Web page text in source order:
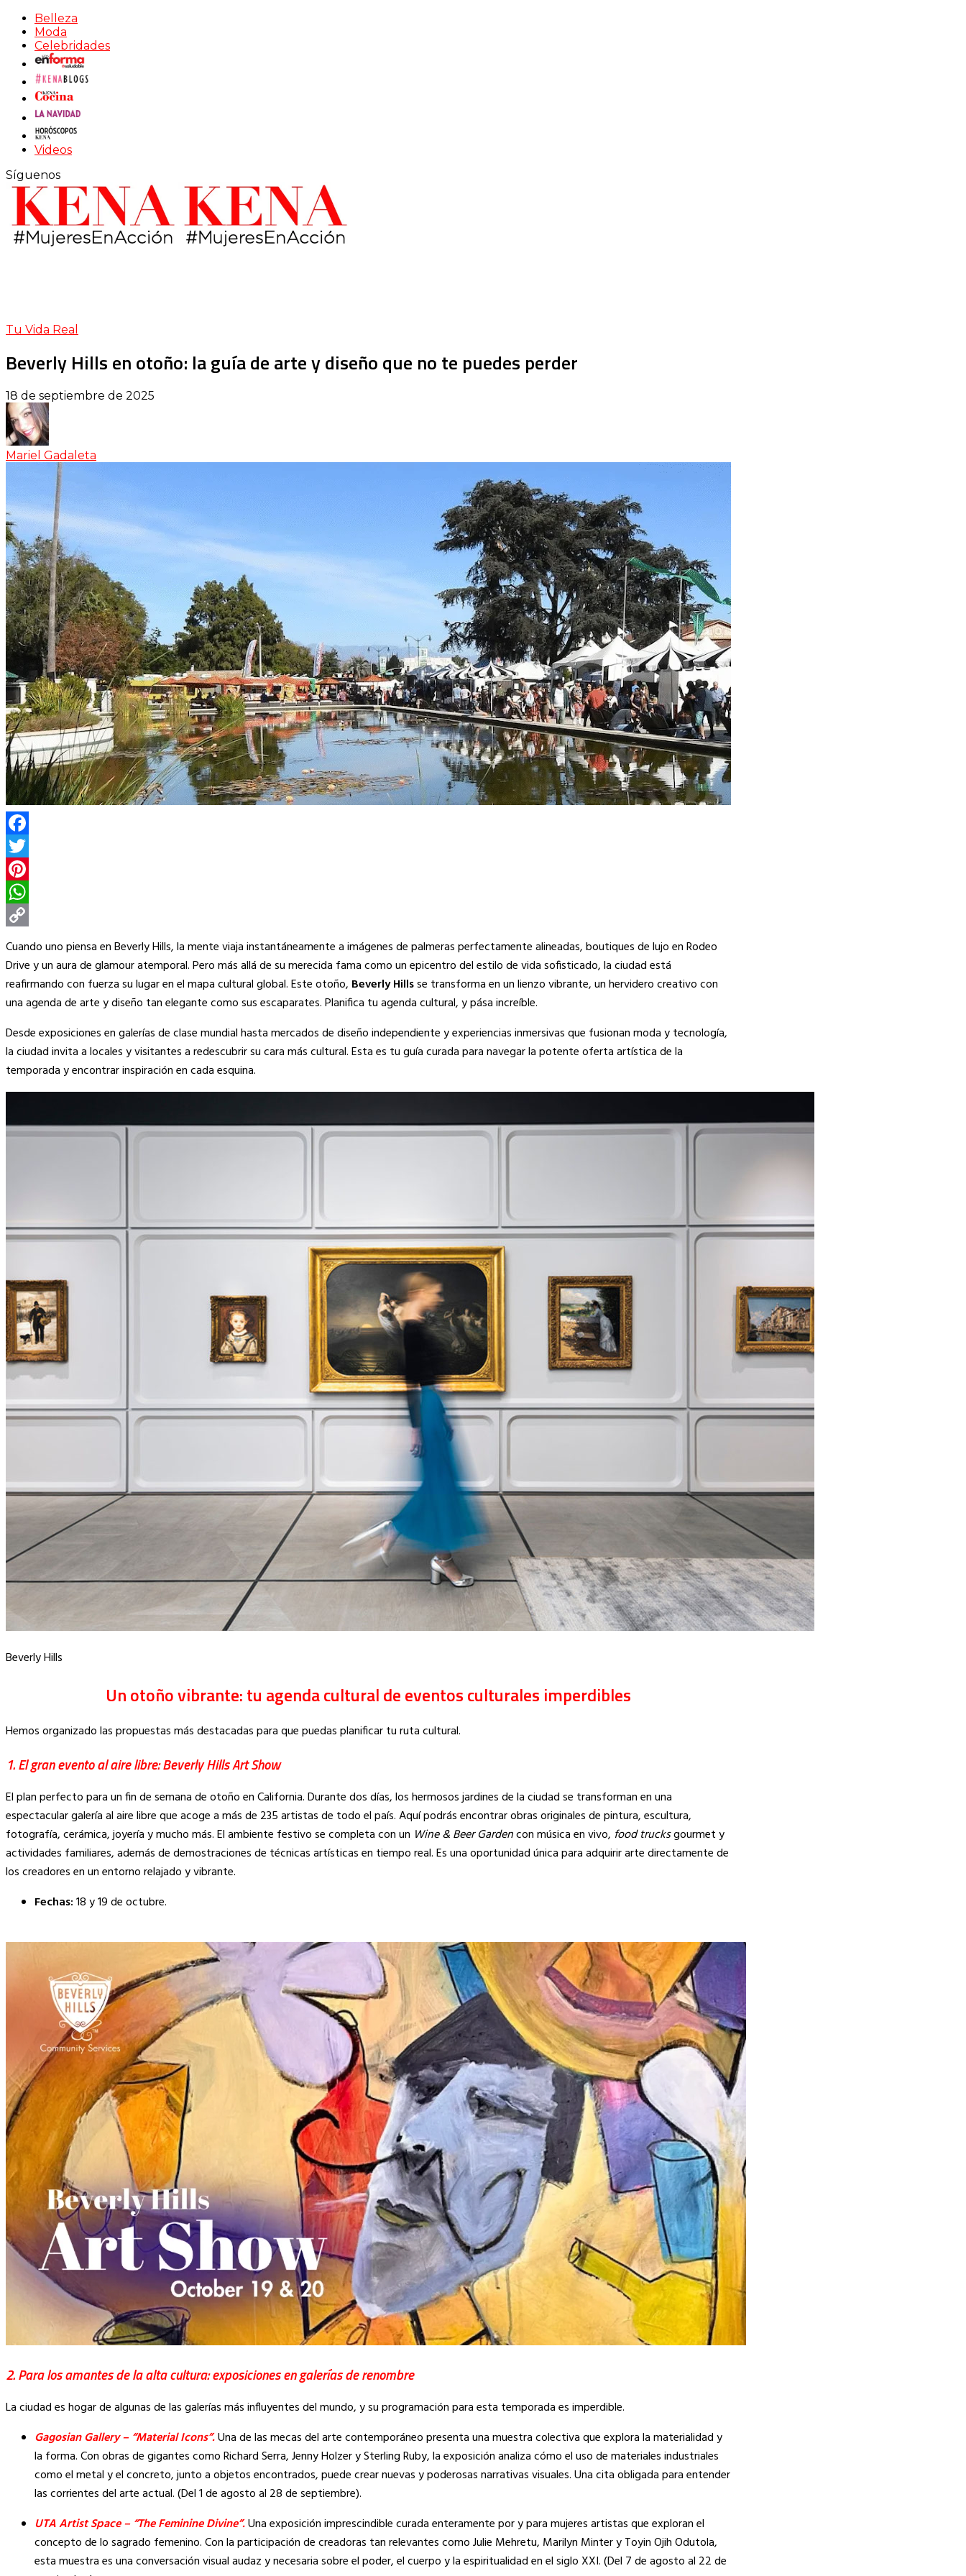
Belleza
Moda
Celebridades
Videos
Síguenos
Tu Vida Real
Beverly Hills en otoño: la guía de arte y diseño que no te puedes perder
18 de septiembre de 2025
Mariel Gadaleta
Facebook
Twitter
Pinterest
WhatsApp
Copy
Link
Cuando uno piensa en Beverly Hills, la mente viaja instantáneamente a imágenes de palmeras perfectamente alineadas, boutiques de lujo en Rodeo
Drive y un aura de glamour atemporal. Pero más allá de su merecida fama como un epicentro del estilo de vida sofisticado, la ciudad está
reafirmando con fuerza su lugar en el mapa cultural global. Este otoño, Beverly Hillsse transforma en un lienzo vibrante, un hervidero creativo con
una agenda de arte y diseño tan elegante como sus escaparates. Planifica tu agenda cultural, y pása increíble.
Desde exposiciones en galerías de clase mundial hasta mercados de diseño independiente y experiencias inmersivas que fusionan moda y tecnología,
la ciudad invita a locales y visitantes a redescubrir su cara más cultural. Esta es tu guía curada para navegar la potente oferta artística de la
temporada y encontrar inspiración en cada esquina.
Beverly Hills
Un otoño vibrante: tu agenda cultural de eventos culturales imperdibles
Hemos organizado las propuestas más destacadas para que puedas planificar tu ruta cultural.
1. El gran evento al aire libre: Beverly Hills Art Show
El plan perfecto para un fin de semana de otoño en California. Durante dos días, los hermosos jardines de la ciudad se transforman en una
espectacular galería al aire libre que acoge a más de 235 artistas de todo el país. Aquí podrás encontrar obras originales de pintura, escultura,
fotografía, cerámica, joyería y mucho más. El ambiente festivo se completa con un Wine & Beer Gardencon música en vivo, food trucksgourmet y
actividades familiares, además de demostraciones de técnicas artísticas en tiempo real. Es una oportunidad única para adquirir arte directamente de
los creadores en un entorno relajado y vibrante.
Fechas:18 y 19 de octubre.
2. Para los amantes de la alta cultura: exposiciones en galerías de renombre
La ciudad es hogar de algunas de las galerías más influyentes del mundo, y su programación para esta temporada es imperdible.
Gagosian Gallery – “Material Icons”.Una de las mecas del arte contemporáneo presenta una muestra colectiva que explora la materialidad y
la forma. Con obras de gigantes como Richard Serra, Jenny Holzer y Sterling Ruby, la exposición analiza cómo el uso de materiales industriales
como el metal y el concreto, junto a objetos encontrados, puede crear nuevas y poderosas narrativas visuales. Una cita obligada para entender
las corrientes del arte actual. (Del 1 de agosto al 28 de septiembre).
UTA Artist Space – “The Feminine Divine”.Una exposición imprescindible curada enteramente por y para mujeres artistas que exploran el
concepto de lo sagrado femenino. Con la participación de creadoras tan relevantes como Julie Mehretu, Marilyn Minter y Toyin Ojih Odutola,
esta muestra es una conversación visual audaz y necesaria sobre el poder, el cuerpo y la espiritualidad en el siglo XXI. (Del 7 de agosto al 22 de